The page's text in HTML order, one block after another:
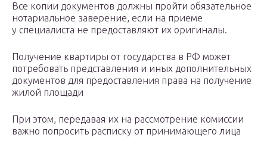
Все копии документов должны пройти обязательное
нотариальное заверение, если на приеме
у специалиста не предоставляют их оригиналы.
Получение квартиры от государства в РФ может
потребовать представления и иных дополнительных
документов для предоставления права на получение
жилой площади
При этом, передавая их на рассмотрение комиссии
важно попросить расписку от принимающего лица